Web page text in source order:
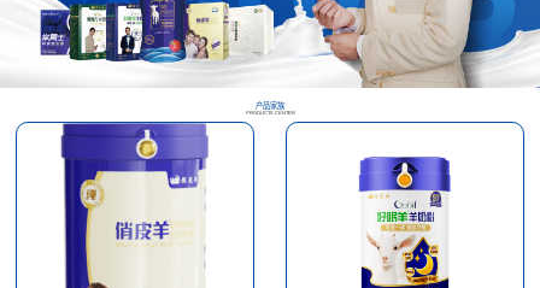
产品家族
PRODUCTS CENTER